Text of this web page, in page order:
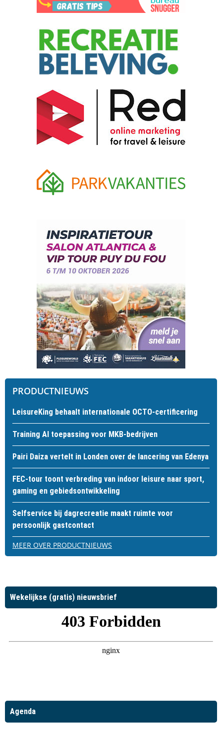
PRODUCTNIEUWS
LeisureKing behaalt internationale OCTO-certificering
Training AI toepassing voor MKB-bedrijven
Pairi Daiza vertelt in Londen over de lancering van Edenya
FEC-tour toont verbreding van indoor leisure naar sport,
gaming en gebiedsontwikkeling
Selfservice bij dagrecreatie maakt ruimte voor
persoonlijk gastcontact
MEER OVER PRODUCTNIEUWS
Wekelijkse (gratis) nieuwsbrief
Agenda